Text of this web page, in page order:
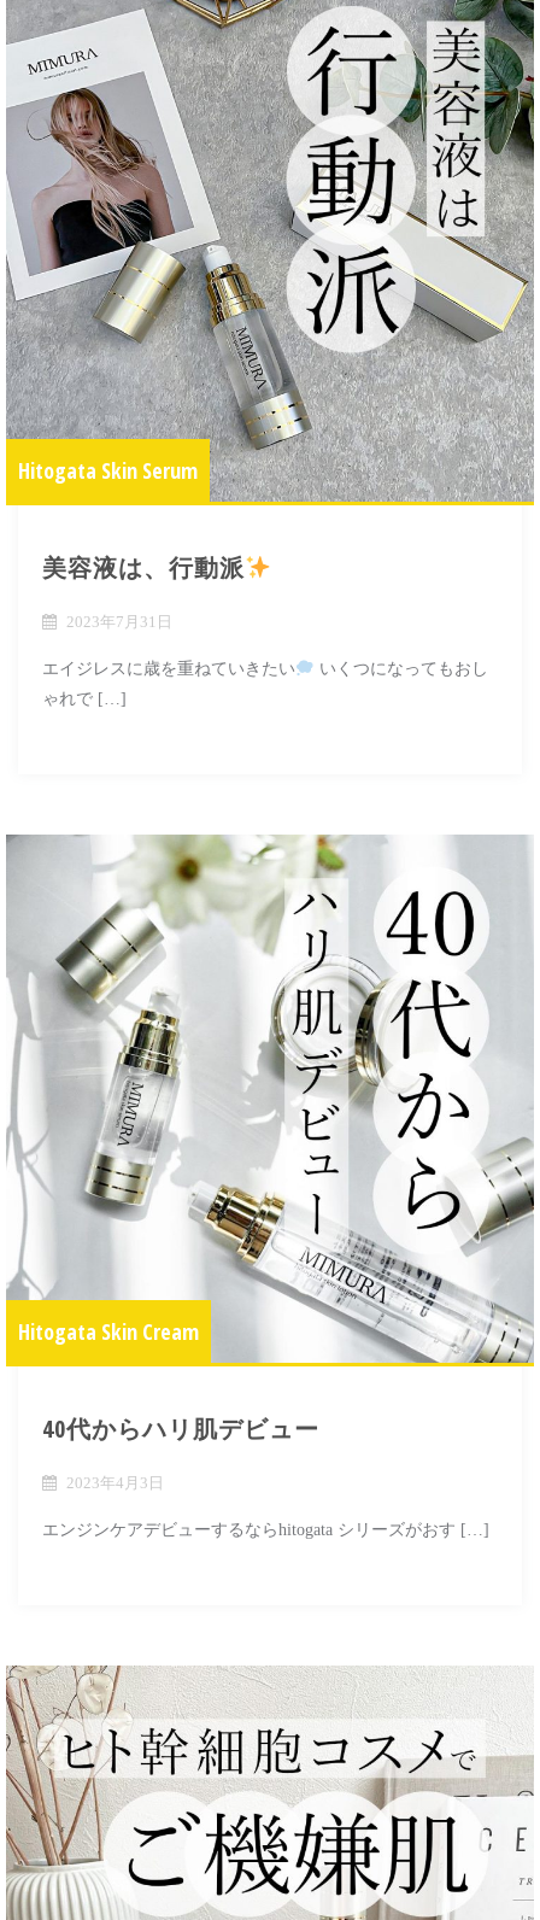
Hitogata Skin Serum
美容液は、行動派
2023年7月31日
エイジレスに歳を重ねていきたい
いくつになってもおし
ゃれで […]
Hitogata Skin Cream
40代からハリ肌デビュー
2023年4月3日
エンジンケアデビューするならhitogata シリーズがおす […]